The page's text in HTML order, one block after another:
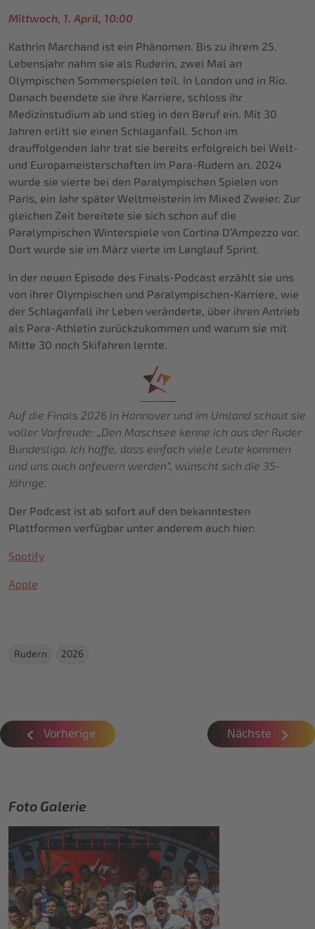
Mittwoch, 1. April, 10:00
Kathrin Marchand ist ein Phänomen. Bis zu ihrem 25.
Lebensjahr nahm sie als Ruderin, zwei Mal an
Olympischen Sommerspielen teil. In London und in Rio.
Danach beendete sie ihre Karriere, schloss ihr
Medizinstudium ab und stieg in den Beruf ein. Mit 30
Jahren erlitt sie einen Schlaganfall. Schon im
drauffolgenden Jahr trat sie bereits erfolgreich bei Welt-
und Europameisterschaften im Para-Rudern an. 2024
wurde sie vierte bei den Paralympischen Spielen von
Paris, ein Jahr später Weltmeisterin im Mixed Zweier. Zur
gleichen Zeit bereitete sie sich schon auf die
Paralympischen Winterspiele von Cortina D’Ampezzo vor.
Dort wurde sie im März vierte im Langlauf Sprint.
In der neuen Episode des Finals-Podcast erzählt sie uns
von ihrer Olympischen und Paralympischen-Karriere, wie
der Schlaganfall ihr Leben veränderte, über ihren Antrieb
als Para-Athletin zurückzukommen und warum sie mit
Mitte 30 noch Skifahren lernte.
Auf die Finals 2026 in Hannover und im Umland schaut sie
voller Vorfreude: „Den Maschsee kenne ich aus der Ruder
Bundesliga. Ich hoffe, dass einfach viele Leute kommen
und uns auch anfeuern werden“, wünscht sich die 35-
Jährige.
Der Podcast ist ab sofort auf den bekanntesten
Plattformen verfügbar unter anderem auch hier:
Spotify
Apple
Rudern 2026
Vorherige Nächste
Foto Galerie